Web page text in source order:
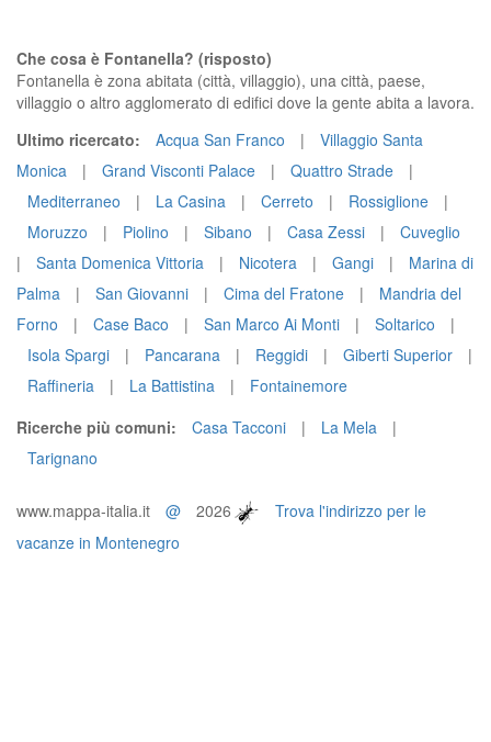
Che cosa è Fontanella? (risposto)
Fontanella è zona abitata (città, villaggio), una città, paese,
villaggio o altro agglomerato di edifici dove la gente abita a lavora.
Ultimo ricercato:
Acqua San Franco |
Villaggio Santa
Monica
| Grand Visconti Palace | Quattro Strade
|
Mediterraneo
| La Casina | Cerreto | Rossiglione
|
Moruzzo
| Piolino | Sibano | Casa Zessi |
Cuveglio
|
Santa Domenica Vittoria | Nicotera | Gangi |
Marina di
Palma
| San Giovanni | Cima del Fratone |
Mandria del
Forno
| Case Baco | San Marco Ai Monti | Soltarico
|
Isola Spargi
| Pancarana | Reggidi | Giberti Superior
|
Raffineria
| La Battistina |
Fontainemore
Ricerche più comuni:
Casa Tacconi | La Mela
|
Tarignano
www.mappa-italia.it @ 2026
Trova l'indirizzo per le
vacanze in Montenegro